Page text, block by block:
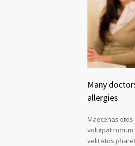
Many
allergies
Maecenas
volutpat rutrum
velit etos